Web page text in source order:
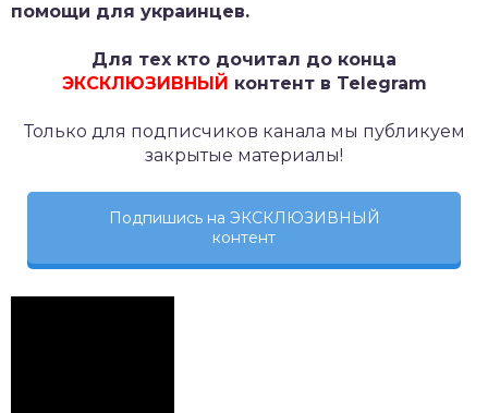
помощи для украинцев.
Для тех кто дочитал до конца
ЭКСКЛЮЗИВНЫЙ контент в Telegram
Только для подписчиков канала мы публикуем
закрытые материалы!
Подпишись на ЭКСКЛЮЗИВНЫЙ
контент